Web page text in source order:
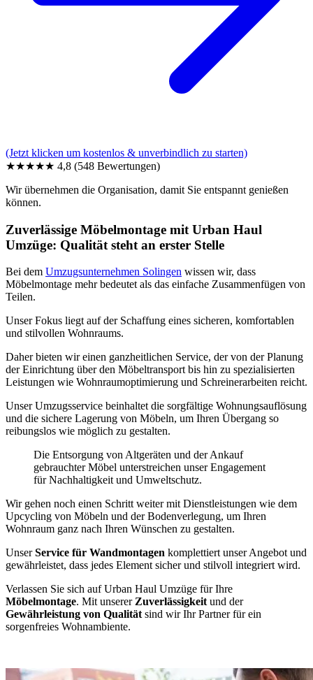
(Jetzt klicken um kostenlos & unverbindlich zu starten)
★★★★★ 4,8 (548 Bewertungen)
Wir übernehmen die Organisation, damit Sie entspannt genießen
können.
Zuverlässige Möbelmontage mit Urban Haul
Umzüge: Qualität steht an erster Stelle
Bei dem Umzugsunternehmen Solingen wissen wir, dass
Möbelmontage mehr bedeutet als das einfache Zusammenfügen von
Teilen.
Unser Fokus liegt auf der Schaffung eines sicheren, komfortablen
und stilvollen Wohnraums.
Daher bieten wir einen ganzheitlichen Service, der von der Planung
der Einrichtung über den Möbeltransport bis hin zu spezialisierten
Leistungen wie Wohnraumoptimierung und Schreinerarbeiten reicht.
Unser Umzugsservice beinhaltet die sorgfältige Wohnungsauflösung
und die sichere Lagerung von Möbeln, um Ihren Übergang so
reibungslos wie möglich zu gestalten.
Die Entsorgung von Altgeräten und der Ankauf
gebrauchter Möbel unterstreichen unser Engagement
für Nachhaltigkeit und Umweltschutz.
Wir gehen noch einen Schritt weiter mit Dienstleistungen wie dem
Upcycling von Möbeln und der Bodenverlegung, um Ihren
Wohnraum ganz nach Ihren Wünschen zu gestalten.
UnserService für Wandmontagen komplettiert unser Angebot und
gewährleistet, dass jedes Element sicher und stilvoll integriert wird.
Verlassen Sie sich auf Urban Haul Umzüge für Ihre
Möbelmontage. Mit unsererZuverlässigkeitund der
Gewährleistung von Qualitätsind wir Ihr Partner für ein
sorgenfreies Wohnambiente.